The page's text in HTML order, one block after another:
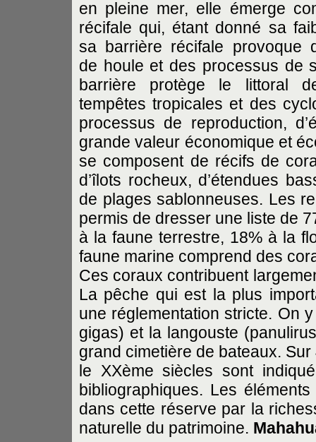
en pleine mer, elle émerge
récifale qui, étant donné sa
sa barrière récifale provoque
de houle et des processus de
barrière protège le littoral
tempêtes tropicales et des
processus de reproduction,
grande valeur économique et
se composent de récifs de
d’îlots rocheux, d’étendues
de plages sablonneuses. Les
permis de dresser une liste de
à la faune terrestre, 18% à la
faune marine comprend des
Ces coraux contribuent
La pêche qui est la plus
une réglementation stricte. On
gigas) et la langouste
grand cimetière de bateaux.
le XXème siècles sont
bibliographiques. Les
dans cette réserve par la
naturelle du patrimoine.